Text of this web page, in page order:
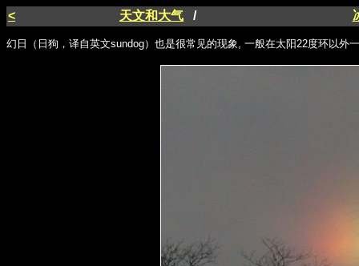
< 天文和大气 /
幻日（日狗，译自英文sundog）也是很常见的现象, 一般在太阳22度环以外